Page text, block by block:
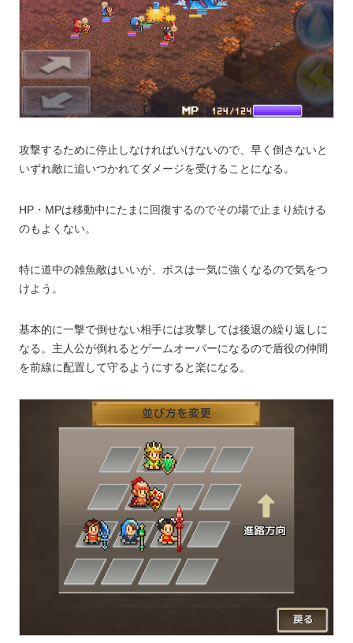
攻撃するために停止しなければいけないので、早く倒さないと
いずれ敵に追いつかれてダメージを受けることになる。
HP・MPは移動中にたまに回復するのでその場で止まり続ける
のもよくない。
特に道中の雑魚敵はいいが、ボスは一気に強くなるので気をつ
けよう。
基本的に一撃で倒せない相手には攻撃しては後退の繰り返しに
なる。主人公が倒れるとゲームオーバーになるので盾役の仲間
を前線に配置して守るようにすると楽になる。